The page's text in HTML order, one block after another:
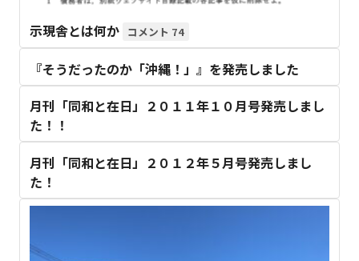
示現舎とは何か 74
『そうだったのか「沖縄！」』を発売しました
月刊「同和と在日」２０１１年１０月号発売しまし
た！！
月刊「同和と在日」２０１２年５月号発売しまし
た！